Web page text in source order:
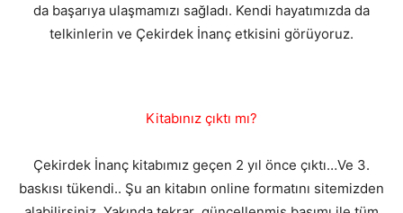
da başarıya ulaşmamızı sağladı. Kendi hayatımızda da
telkinlerin ve Çekirdek İnanç etkisini görüyoruz.
Kitabınız çıktı mı?
Çekirdek İnanç kitabımız geçen 2 yıl önce çıktı…Ve 3.
baskısı tükendi.. Şu an kitabın online formatını sitemizden